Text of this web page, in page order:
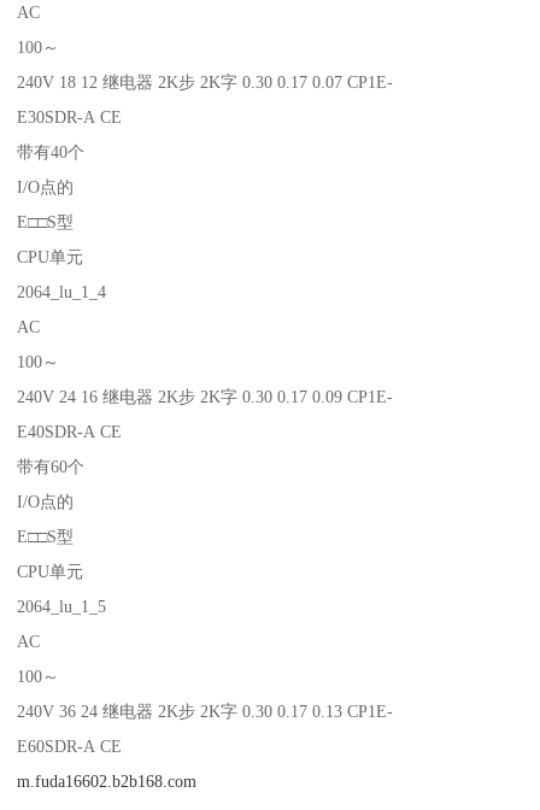
AC
100～
240V 18 12 继电器 2K步 2K字 0.30 0.17 0.07 CP1E-
E30SDR-A CE
带有40个
I/O点的
E□□S型
CPU单元
2064_lu_1_4
AC
100～
240V 24 16 继电器 2K步 2K字 0.30 0.17 0.09 CP1E-
E40SDR-A CE
带有60个
I/O点的
E□□S型
CPU单元
2064_lu_1_5
AC
100～
240V 36 24 继电器 2K步 2K字 0.30 0.17 0.13 CP1E-
E60SDR-A CE
m.fuda16602.b2b168.com